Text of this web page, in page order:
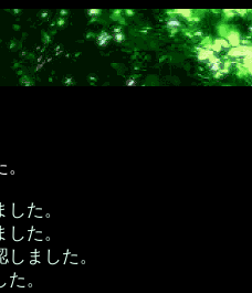
た。
た。
ました。
。